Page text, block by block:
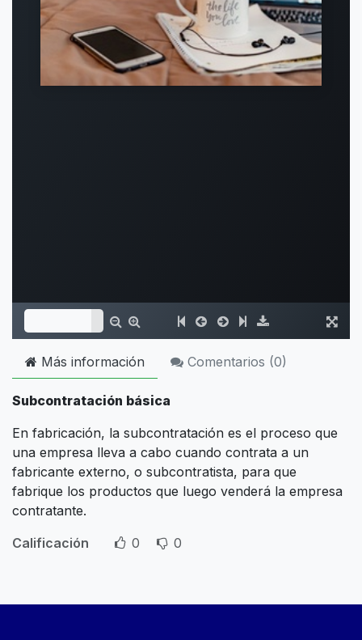
Más información Comentarios (0)
Subcontratación básica
En fabricación, la subcontratación es el proceso que
una empresa lleva a cabo cuando contrata a un
fabricante externo, o subcontratista, para que
fabrique los productos que luego venderá la empresa
contratante.
Calificación
0 0